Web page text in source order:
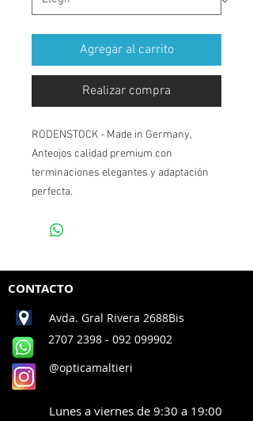
Agregar al carrito
Realizar compra
RODENSTOCK - Made in Germany,
Anteojos calidad premium con
terminaciones elegantes y adaptación
perfecta.
CONTACTO
Avda. Gral Rivera 2688Bis
2707 2398 - 092 099902
@opticamaltieri
Lunes a viernes de 9:30 a 19:00